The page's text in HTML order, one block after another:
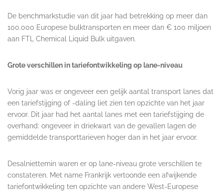
De benchmarkstudie van dit jaar had betrekking op meer dan
100.000 Europese bulktransporten en meer dan € 100 miljoen
aan FTL Chemical Liquid Bulk uitgaven.
Grote verschillen in tariefontwikkeling op lane-niveau
Vorig jaar was er ongeveer een gelijk aantal transport lanes dat
een tariefstijging of -daling liet zien ten opzichte van het jaar
ervoor. Dit jaar had het aantal lanes met een tariefstijging de
overhand: ongeveer in driekwart van de gevallen lagen de
gemiddelde transporttarieven hoger dan in het jaar ervoor.
Desalniettemin waren er op lane-niveau grote verschillen te
constateren. Met name Frankrijk vertoonde een afwijkende
tariefontwikkeling ten opzichte van andere West-Europese